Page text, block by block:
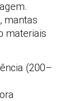
mantas
materiais
(200–